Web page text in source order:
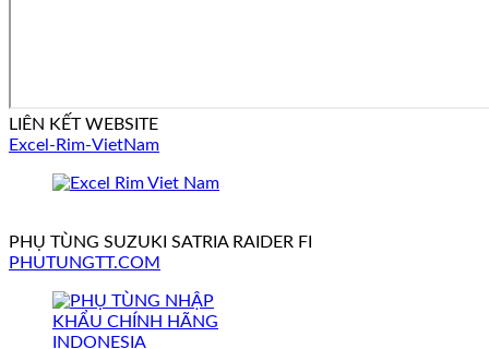
LIÊN KẾT WEBSITE
Excel-Rim-VietNam
PHỤ TÙNG SUZUKI SATRIA RAIDER FI
PHUTUNGTT.COM